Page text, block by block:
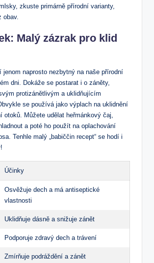
zkuste primárně přírodní varianty,
obav.
Malý zázrak pro klid
jenom naprosto nezbytný na naše přírodní
dni. Dokáže se postarat i o záněty,
protizánětlivým a uklidňujícím
se používá jako výplach na uklidnění
otoků. Můžete udělat heřmánkový čaj,
a poté ho použít na oplachování
Tenhle malý „babiččin recept“ se hodí i
Účinky
Osvěžuje dech a má antiseptické
vlastnosti
Uklidňuje dásně a snižuje zánět
Podporuje zdravý dech a trávení
Zmírňuje podráždění a zánět